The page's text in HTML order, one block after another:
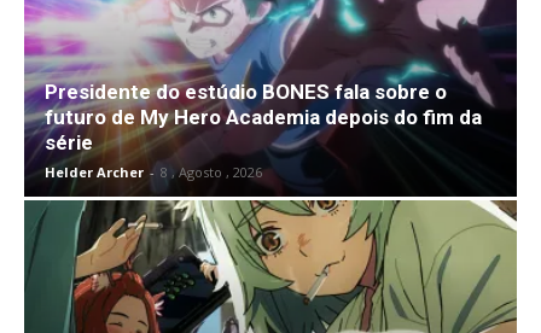
Presidente do estúdio BONES fala sobre o
futuro de My Hero Academia depois do fim da
série
Helder Archer - 8 , Agosto , 2026